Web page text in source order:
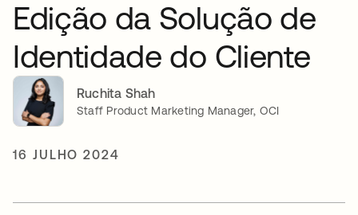
Edição da Solução de
Identidade do Cliente
Ruchita Shah
Staff Product Marketing Manager, OCI
16 JULHO 2024